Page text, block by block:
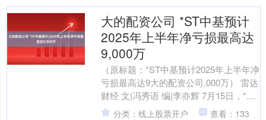
大的配资公司 *ST中基预计
2025年上半年净亏损最高达
9,000万
（原标题：*ST中基预计2025年上半年净
亏损最高达9大的配资公司,000万） 雷达
财经 文|冯秀语 编|李亦辉 7月15日，*ST
中基预计2025年上半年归属....
分类：线上股票开户 查看：133